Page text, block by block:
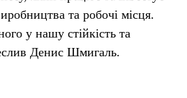
та робочі місця.
у нашу стійкість та
Денис Шмигаль.